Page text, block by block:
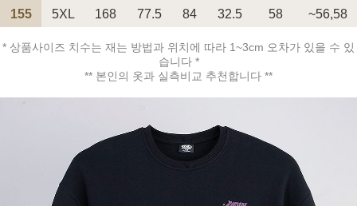
155
5XL 168 77.5 84 32.5 58 ~56,58
* 상품사이즈 치수는 재는 방법과 위치에 따라 1~3cm 오차가 있을 수 있
습니다 *
** 본인의 옷과 실측비교 추천합니다 **